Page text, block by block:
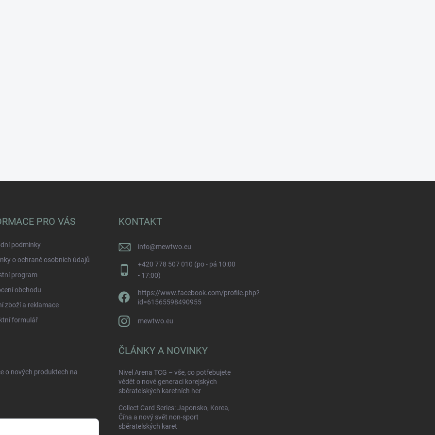
PRO VÁS
podmínky
o ochraně osobních údajů
program
obchodu
zboží a reklamace
formulář
KONTAKT
info@mewtwo.eu
+420 778 507 010 (po - pá 10:00
- 17:00)
https://www.facebook.com/profile.php?
id=61565598490955
mewtwo.eu
o nových produktech na
ČLÁNKY A NOVINKY
Nivel Arena TCG – vše, co potřebujete
vědět o nové generaci korejských
sběratelských karetních her
Collect Card Series: Japonsko, Korea,
Čína a nový svět non-sport
sběratelských karet